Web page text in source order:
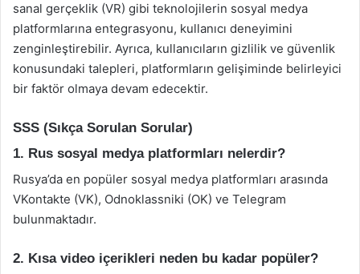
sanal gerçeklik (VR) gibi teknolojilerin sosyal medya
platformlarına entegrasyonu, kullanıcı deneyimini
zenginleştirebilir. Ayrıca, kullanıcıların gizlilik ve güvenlik
konusundaki talepleri, platformların gelişiminde belirleyici
bir faktör olmaya devam edecektir.
SSS (Sıkça Sorulan Sorular)
1. Rus sosyal medya platformları nelerdir?
Rusya’da en popüler sosyal medya platformları arasında
VKontakte (VK), Odnoklassniki (OK) ve Telegram
bulunmaktadır.
2. Kısa video içerikleri neden bu kadar popüler?